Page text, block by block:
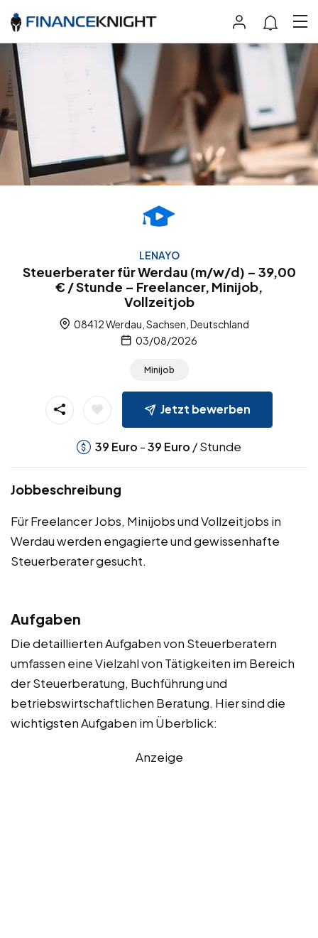
LENAYO
Steuerberater für Werdau (m/w/d) – 39,00
€ / Stunde – Freelancer, Minijob,
Vollzeitjob
08412 Werdau, Sachsen, Deutschland
03/08/2026
Minijob
Jetzt bewerben
39 Euro -39 Euro / Stunde
Jobbeschreibung
Für Freelancer Jobs, Minijobs und Vollzeitjobs in
Werdau werden engagierte und gewissenhafte
Steuerberater gesucht.
Aufgaben
Die detaillierten Aufgaben von Steuerberatern
umfassen eine Vielzahl von Tätigkeiten im Bereich
der Steuerberatung, Buchführung und
betriebswirtschaftlichen Beratung. Hier sind die
wichtigsten Aufgaben im Überblick:
Anzeige